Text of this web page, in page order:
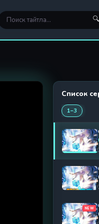
🔍
Список
1–3
NEW